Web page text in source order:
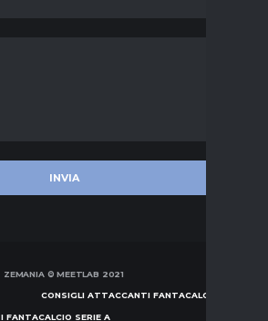
ZEMANIA © MEETLAB 2021
CONSIGLI ATTACCANTI FANTACALCIO SERIE A
FANTACALCIO SERIE A